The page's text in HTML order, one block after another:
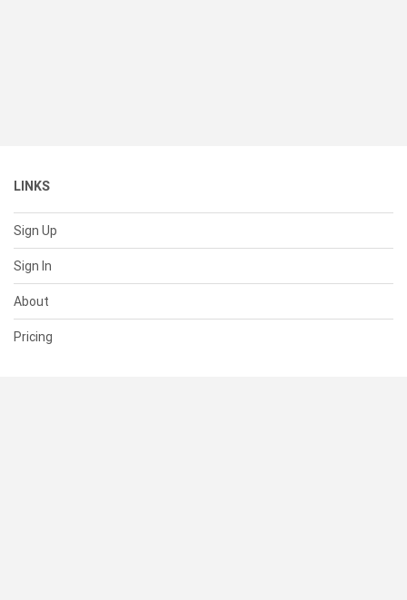
LINKS
Sign Up
Sign In
About
Pricing